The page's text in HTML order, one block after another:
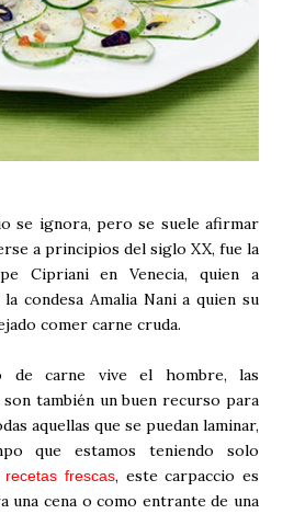
se ignora, pero se suele afirmar
a principios del siglo XX, fue la
Cipriani en Venecia, quien a
condesa Amalia Nani a quien su
comer carne cruda.
de carne vive el hombre, las
también un buen recurso para
aquellas que se puedan laminar,
que estamos teniendo solo
recetas frescas, este carpaccio es
una cena o como entrante de una